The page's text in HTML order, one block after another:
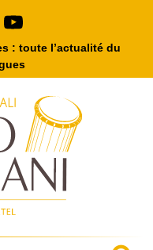
: toute l’actualité du